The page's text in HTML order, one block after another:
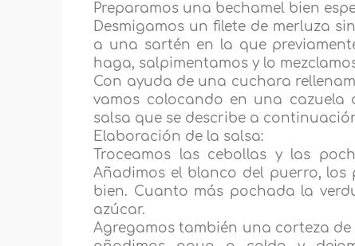
Preparamos una bechamel bien
Desmigamos un filete de merluza
a una sartén en la que
haga, salpimentamos y lo
Con ayuda de una cuchara
vamos colocando en una
salsa que se describe a
Elaboración de la salsa:
Troceamos las cebollas y las
Añadimos el blanco del puerro, los
bien. Cuanto más pochada la
azúcar.
Agregamos también una corteza